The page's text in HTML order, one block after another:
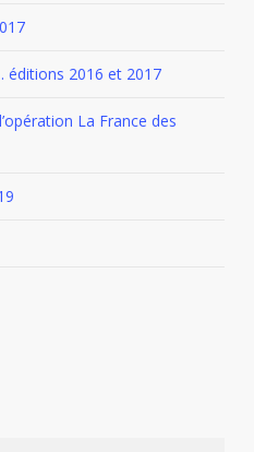
éditions 2016 et 2017
La France des